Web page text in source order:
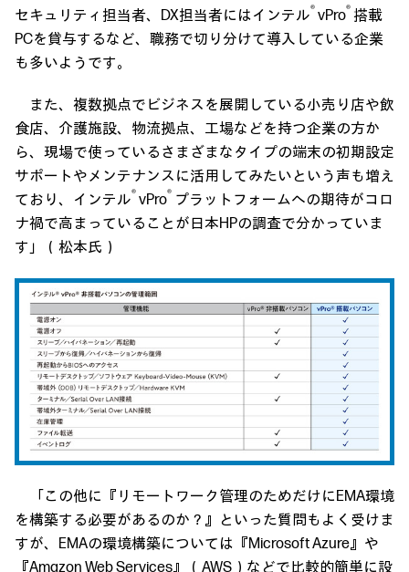
セキュリティ担当者、DX担当者にはインテル®vPro®搭載
PCを貸与するなど、職務で切り分けて導入している企業
も多いようです。
また、複数拠点でビジネスを展開している小売り店や飲
食店、介護施設、物流拠点、工場などを持つ企業の方か
ら、現場で使っているさまざまなタイプの端末の初期設定
サポートやメンテナンスに活用してみたいという声も増え
ており、インテル®vPro® プラットフォームへの期待がコロ
ナ禍で高まっていることが日本HPの調査で分かっていま
す」（松本氏）
「この他に『リモートワーク管理のためだけにEMA環境
を構築する必要があるのか？』といった質問もよく受けま
すが、EMAの環境構築については『Microsoft Azure』や
『Amazon Web Services』（AWS）などで比較的簡単に設